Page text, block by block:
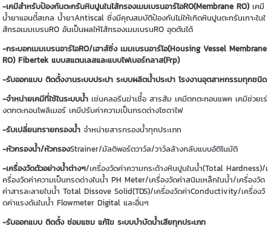
-เคมีสำหรับป้องกันตะกรันหินปูนในไส้กรองเมมเบรนอาร์โอRO(Membrane RO)เคมี
น้ำยาแอนตี้สเกล น้ำยาAntiscal ซี่งมีคุณสมบัติป้องกันไม่ให้เกิดหินปูนตะกรันเกาะในใ
ส้กรอเมมเบรนRO อันเป็นผลให้ไส้กรองเมมเบรนRO อุดตันได้
-กระบอกเมมเบรนอาร์โอRO/เฮาส์ซิ่ง เมมเบรนอาร์โอ(Housing Vessel Membrane
RO) Fibertek แบบสแตนเลสและแบบไฟเบอร์กลาส(Frp)
-รับออกแบบ ติดตั้งงานระบบประปา ระบบผลิตน้ำประปา โรงงานอุตสาหกรรมทุกชนิด
-จำหน่ายเคมีที่ใช้ในระบบน้ำ เช่นคลอรีนฆ่าเชื้่อ สารส้ม เคมีตกตะกอนแพค เคมีช่วยเร่
งตกตะกอนโพลิเมอร์ เคมีปรับค่าความเป็นกรดด่างโซดาไฟ
-รับเปลี่ยนทรายกรองน้ำ จำหน่ายสารกรองน้ำทุกประเภท
-หัวกรองน้ำ/หัวกรองStrainer/มัลติพอร์ตวาว์ล/วาว์ลล้างกลับแบบอัติโนมัติ
-เครื่องวัดตัวอย่างน้ำต่างๆ/เครื่องวัดค่าความกระด้างหินปูนในน้ำ(Total Hardness)/เ
ครื่องวัดค่าความเป็นกรดด่างในน้ำ PH Meter/เครื่องวัดค่าสนิมเหล็กในน้ำ/เครื่องวัด
ค่าสารละลายในน้ำ Total Dissove Solid(TDS)/เครื่องวัดค่าConductivity/เครื่องวั
ดค่าแรงดันในน้ำ Flowmeter Digital และอื่นๆ
-รับออกแบบ ติดตั้ง ซ่อมแซม แก้ไข ระบบบำบัดน้ำเสียทุกประเภท